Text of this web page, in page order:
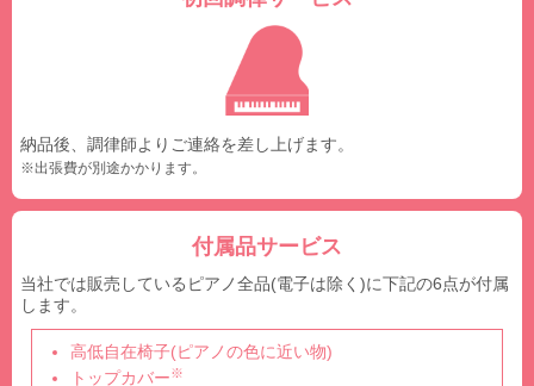
納品後、調律師よりご連絡を差し上げます。
※出張費が別途かかります。
付属品サービス
当社では販売しているピアノ全品(電子は除く)に下記の6点が付属
します。
高低自在椅子(ピアノの色に近い物)
トップカバー※